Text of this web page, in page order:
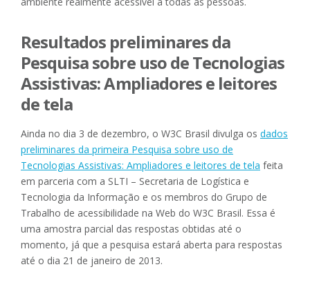
Resultados preliminares da
Pesquisa sobre uso de Tecnologias
Assistivas: Ampliadores e leitores
de tela
Ainda no dia 3 de dezembro, o W3C Brasil divulga os dados
preliminares da primeira Pesquisa sobre uso de
Tecnologias Assistivas: Ampliadores e leitores de tela feita
em parceria com a SLTI – Secretaria de Logística e
Tecnologia da Informação e os membros do Grupo de
Trabalho de acessibilidade na Web do W3C Brasil. Essa é
uma amostra parcial das respostas obtidas até o
momento, já que a pesquisa estará aberta para respostas
até o dia 21 de janeiro de 2013.